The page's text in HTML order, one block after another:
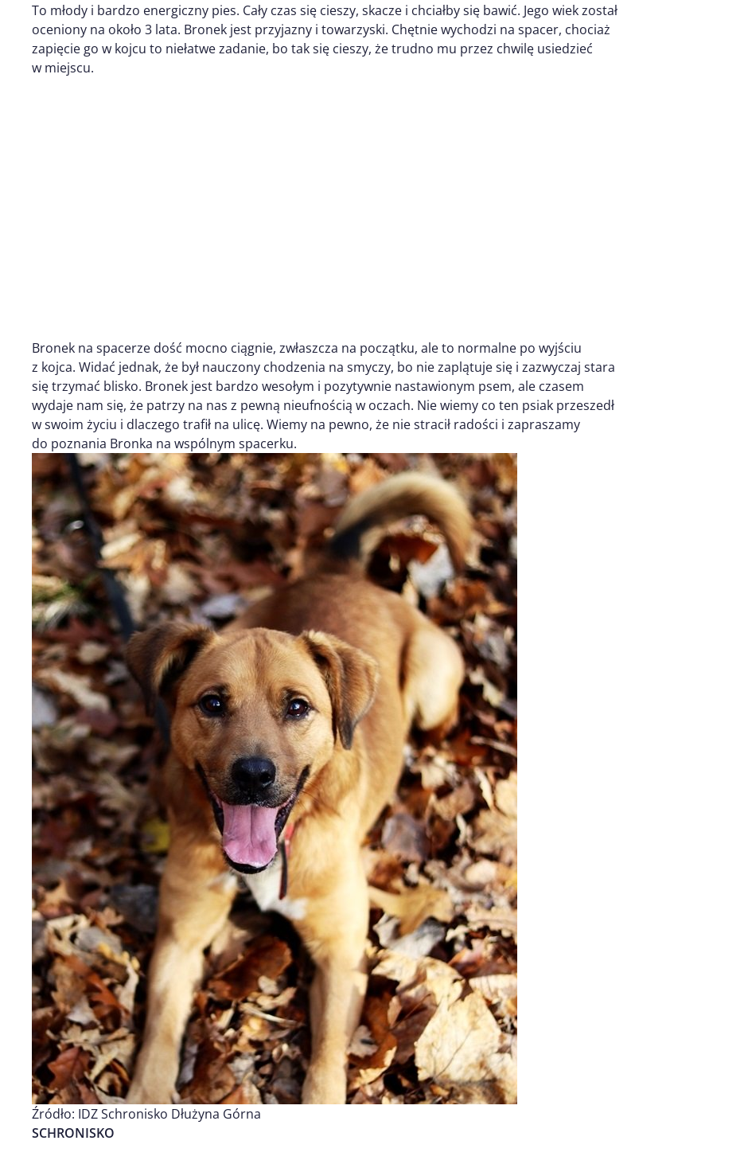
To młody i bardzo energiczny pies. Cały czas się cieszy, skacze i chciałby się bawić. Jego wiek został
oceniony na około 3 lata. Bronek jest przyjazny i towarzyski. Chętnie wychodzi na spacer, chociaż
zapięcie go w kojcu to niełatwe zadanie, bo tak się cieszy, że trudno mu przez chwilę usiedzieć
w miejscu.
Bronek na spacerze dość mocno ciągnie, zwłaszcza na początku, ale to normalne po wyjściu
z kojca. Widać jednak, że był nauczony chodzenia na smyczy, bo nie zaplątuje się i zazwyczaj stara
się trzymać blisko. Bronek jest bardzo wesołym i pozytywnie nastawionym psem, ale czasem
wydaje nam się, że patrzy na nas z pewną nieufnością w oczach. Nie wiemy co ten psiak przeszedł
w swoim życiu i dlaczego trafił na ulicę. Wiemy na pewno, że nie stracił radości i zapraszamy
do poznania Bronka na wspólnym spacerku.
Źródło: IDZ Schronisko Dłużyna Górna
SCHRONISKO